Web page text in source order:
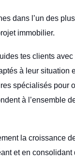
dans l’un des
immobilier.
tes clients
à leur situation
spécialisés pour
à l’ensemble
la croissance
et en consolidant